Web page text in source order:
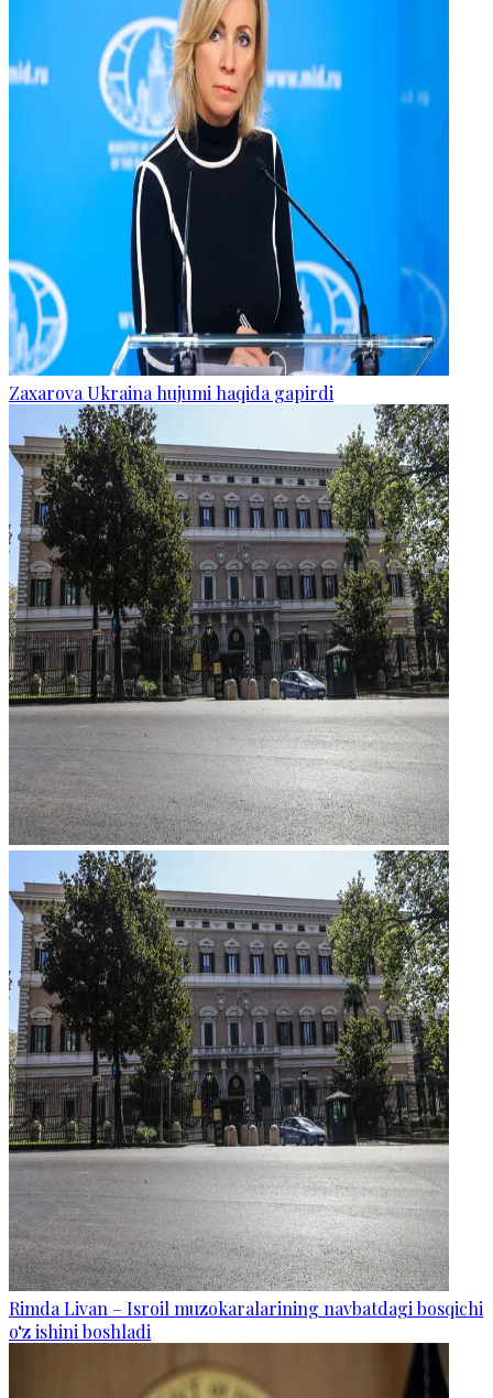
Zaxarova Ukraina hujumi haqida gapirdi
Rimda Livan – Isroil muzokaralarining navbatdagi bosqichi
o‘z ishini boshladi